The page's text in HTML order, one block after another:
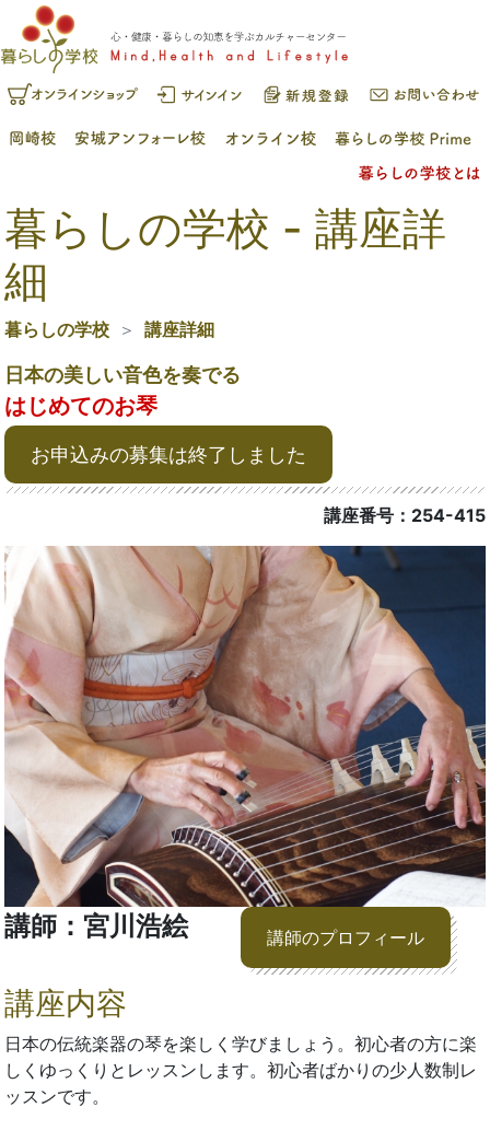
暮らしの学校 - 講座詳
細
暮らしの学校 講座詳細
日本の美しい音色を奏でる
はじめてのお琴
お申込みの募集は終了しました
講座番号：254-415
講師：宮川浩絵 講師のプロフィール
講座内容
日本の伝統楽器の琴を楽しく学びましょう。初心者の方に楽
しくゆっくりとレッスンします。初心者ばかりの少人数制レ
ッスンです。